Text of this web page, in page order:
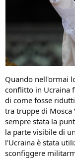
Quando nell'ormai
conflitto in Ucraina
di come fosse
tra truppe di Mosca
sempre stata la
la parte visibile di
l'Ucraina è stata
sconfiggere